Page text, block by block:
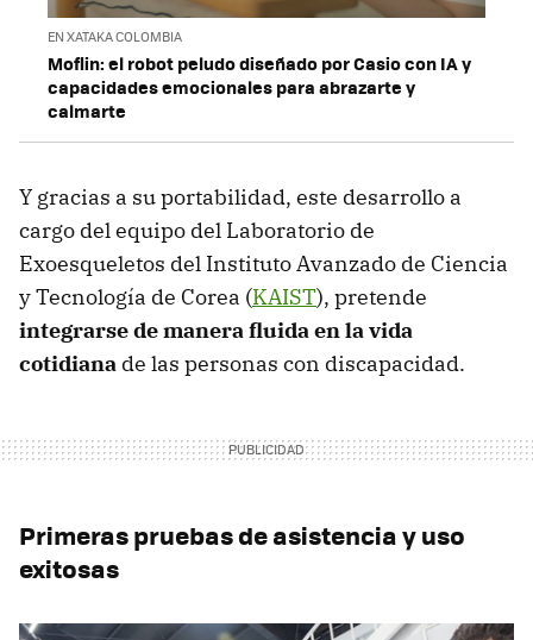
EN XATAKA COLOMBIA
Moflin: el robot peludo diseñado por Casio con IA y
capacidades emocionales para abrazarte y
calmarte
Y gracias a su portabilidad, este desarrollo a
cargo del equipo del Laboratorio de
Exoesqueletos del Instituto Avanzado de Ciencia
y Tecnología de Corea (KAIST), pretende
integrarse de manera fluida en la vida
cotidiana de las personas con discapacidad.
Primeras pruebas de asistencia y uso
exitosas